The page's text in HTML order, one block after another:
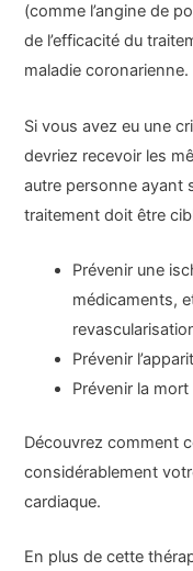
(comme l’angine de
de l’efficacité du
maladie coronarienne.
Si vous avez eu une
devriez recevoir les
autre personne ayant
traitement doit être
Prévenir une
médicaments,
Prévenir
Prévenir la
Découvrez comment
considérablement
cardiaque.
En plus de cette